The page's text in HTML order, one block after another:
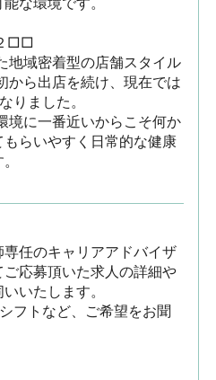
□□
地域密着型の店舗スタイル
から出店を続け、現在では
りました。
境に一番近いからこそ何か
らいやすく日常的な健康
任のキャリアアドバイザ
応募頂いた求人の詳細や
いたします。
フトなど、ご希望をお聞